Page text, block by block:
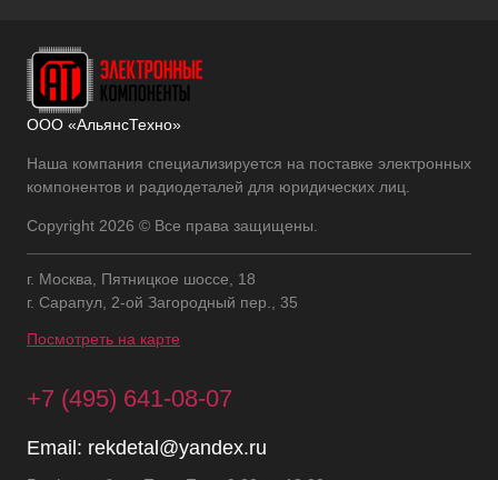
ООО «АльянсТехно»
Наша компания специализируется на поставке электронных
компонентов и радиодеталей для юридических лиц.
Copyright 2026 © Все права защищены.
г. Москва, Пятницкое шоссе, 18
г. Сарапул, 2-ой Загородный пер., 35
Посмотреть на карте
+7 (495) 641-08-07
Email: rekdetal@yandex.ru